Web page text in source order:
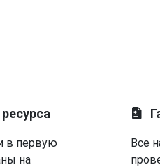
в первую
на
Все